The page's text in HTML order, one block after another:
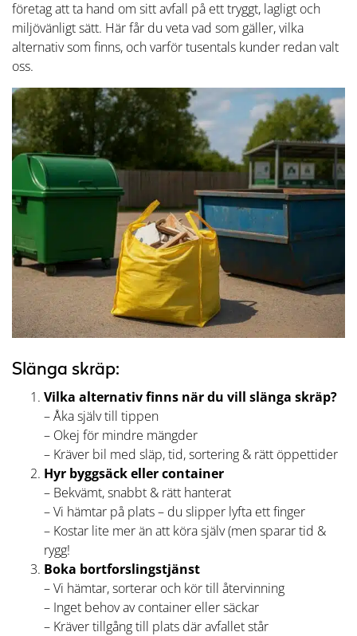
företag att ta hand om sitt avfall på ett tryggt, lagligt och
miljövänligt sätt. Här får du veta vad som gäller, vilka
alternativ som finns, och varför tusentals kunder redan valt
oss.
Slänga skräp:
Vilka alternativ finns när du vill slänga skräp?
– Åka själv till tippen
– Okej för mindre mängder
– Kräver bil med släp, tid, sortering & rätt öppettider
Hyr byggsäck eller container
– Bekvämt, snabbt & rätt hanterat
– Vi hämtar på plats – du slipper lyfta ett finger
– Kostar lite mer än att köra själv (men sparar tid &
rygg!
Boka bortforslingstjänst
– Vi hämtar, sorterar och kör till återvinning
– Inget behov av container eller säckar
– Kräver tillgång till plats där avfallet står